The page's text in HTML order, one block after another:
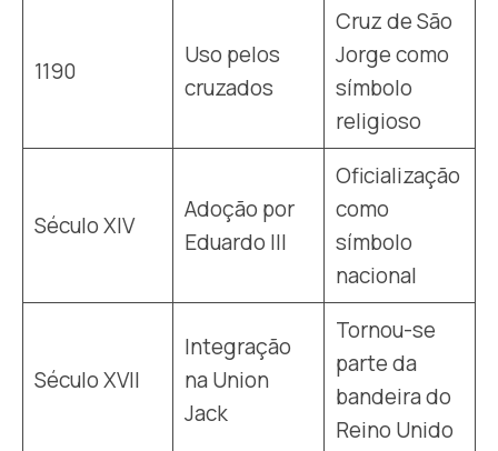
1190
Uso pelos
cruzados
Cruz de São
Jorge como
símbolo
religioso
Século XIV
Adoção por
Eduardo III
Oficialização
como
símbolo
nacional
Século XVII
Integração
na Union
Jack
Tornou-se
parte da
bandeira do
Reino Unido